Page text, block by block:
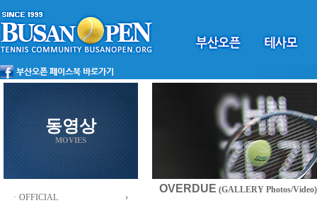
동영상
MOVIES
ㆍOFFICIAL
OVERDUE (GALLERY Photos/Video)